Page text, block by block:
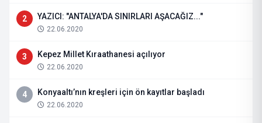
2 YAZICI: "ANTALYA'DA SINIRLARI AŞACAĞIZ..."
22.06.2020
3 Kepez Millet Kıraathanesi açılıyor
22.06.2020
4 Konyaaltı’nın kreşleri için ön kayıtlar başladı
22.06.2020